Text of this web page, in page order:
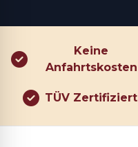
Keine
Anfahrtskosten
TÜV Zertifiziert